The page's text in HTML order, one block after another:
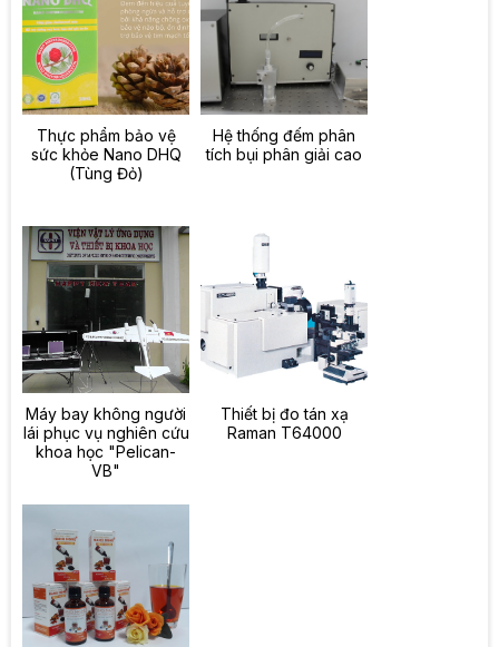
Thực phẩm bảo vệ
sức khỏe Nano DHQ
(Tùng Đỏ)
Hệ thống đếm phân
tích bụi phân giải cao
Máy bay không người
lái phục vụ nghiên cứu
khoa học "Pelican-
VB"
Thiết bị đo tán xạ
Raman T64000